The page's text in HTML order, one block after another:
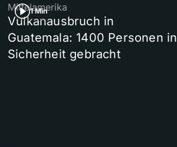
1 Min
Mittelamerika
Vulkanausbruch in
Guatemala: 1400 Personen in
Sicherheit gebracht